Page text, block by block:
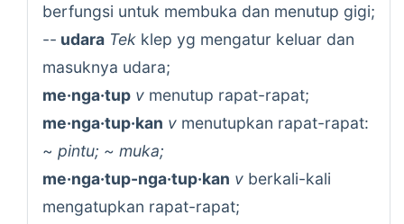
berfungsi untuk membuka dan menutup gigi;
-- udara Tek klep yg mengatur keluar dan
masuknya udara;
me·nga·tup v menutup rapat-rapat;
me·nga·tup·kan v menutupkan rapat-rapat:
~ pintu; ~ muka;
me·nga·tup-nga·tup·kan v berkali-kali
mengatupkan rapat-rapat;